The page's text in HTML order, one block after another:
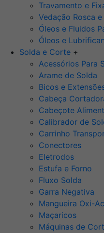
Travamento e
Vedação Rosca
Óleos e Fluidos
Óleos e
Solda e Corte +
Acessórios Para
Arame de Solda
Bicos e
Cabeça
Cabeçote
Calibrador de
Carrinho
Conectores
Eletrodos
Estufa e Forno
Fluxo Solda
Garra Negativa
Mangueira Oxi-
Maçaricos
Máquinas de